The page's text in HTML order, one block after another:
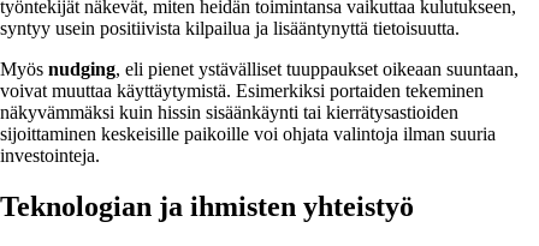
työntekijät näkevät, miten heidän toimintansa vaikuttaa kulutukseen,
syntyy usein positiivista kilpailua ja lisääntynyttä tietoisuutta.
Myös nudging, eli pienet ystävälliset tuuppaukset oikeaan suuntaan,
voivat muuttaa käyttäytymistä. Esimerkiksi portaiden tekeminen
näkyvämmäksi kuin hissin sisäänkäynti tai kierrätysastioiden
sijoittaminen keskeisille paikoille voi ohjata valintoja ilman suuria
investointeja.
Teknologian ja ihmisten yhteistyö